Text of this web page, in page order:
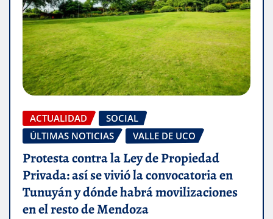
ACTUALIDAD
SOCIAL
ÚLTIMAS NOTICIAS
VALLE DE UCO
Protesta contra la Ley de Propiedad
Privada: así se vivió la convocatoria en
Tunuyán y dónde habrá movilizaciones
en el resto de Mendoza